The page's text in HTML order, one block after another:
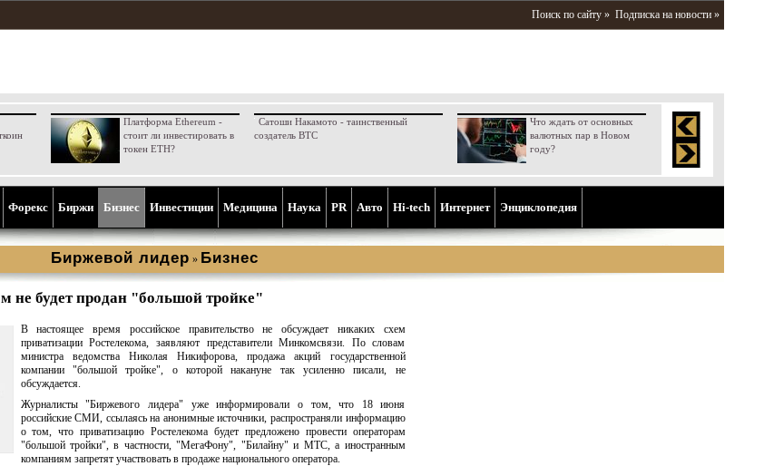
Поиск по сайту » Подписка на новости »
Платформа Ethereum -
стоит ли инвестировать в
токен ETH?
Сатоши Накамото - таинственный
создатель BTC
Что ждать от основных
валютных пар в Новом
году?
Форекс Биржи Бизнес Инвестиции Медицина Наука PR Aвто Hi-tech Интернет Энциклопедия
Биржевой лидер » Бизнес
не будет продан "большой тройке"
В настоящее время российское правительство не обсуждает никаких схем
приватизации Ростелекома, заявляют представители Минкомсвязи. По словам
министра ведомства Николая Никифорова, продажа акций государственной
компании "большой тройке", о которой накануне так усиленно писали, не
обсуждается.
Журналисты "Биржевого лидера" уже информировали о том, что 18 июня
российские СМИ, ссылаясь на анонимные источники, распространяли информацию
о том, что приватизацию Ростелекома будет предложено провести операторам
"большой тройки", в частности, "МегаФону", "Билайну" и МТС, а иностранным
компаниям запретят участвовать в продаже национального оператора.